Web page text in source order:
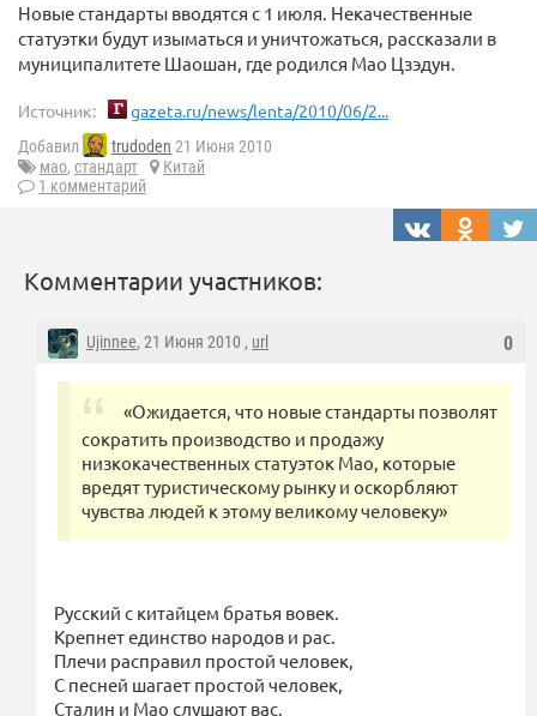
Новые стандарты вводятся с 1 июля. Некачественные
статуэтки будут изыматься и уничтожаться, рассказали в
муниципалитете Шаошан, где родился Мао Цзэдун.
Источник: gazeta.ru/news/lenta/2010/06/2...
Добавил trudoden 21 Июня 2010
мао, стандарт
Китай
1 комментарий
Комментарии участников:
0
Ujinnee, 21 Июня 2010 , url
«Ожидается, что новые стандарты позволят
сократить производство и продажу
низкокачественных статуэток Мао, которые
вредят туристическому рынку и оскорбляют
чувства людей к этому великому человеку»
Русский с китайцем братья вовек.
Крепнет единство народов и рас.
Плечи расправил простой человек,
С песней шагает простой человек,
Сталин и Мао слушают вас.